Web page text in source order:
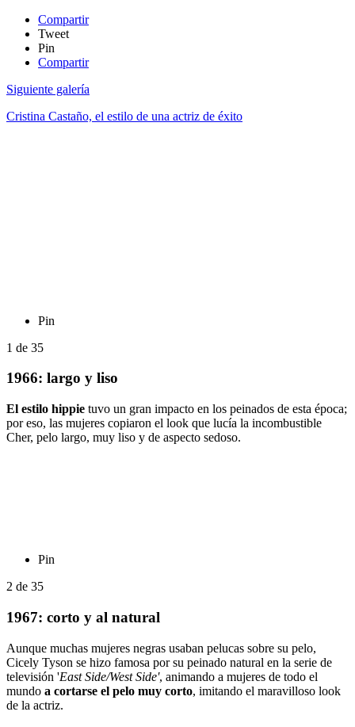
Compartir
Tweet
Pin
Compartir
Siguiente galería
Cristina Castaño, el estilo de una actriz de éxito
Pin
1 de 35
1966: largo y liso
El estilo hippie tuvo un gran impacto en los peinados de esta época;
por eso, las mujeres copiaron el look que lucía la incombustible
Cher, pelo largo, muy liso y de aspecto sedoso.
Pin
2 de 35
1967: corto y al natural
Aunque muchas mujeres negras usaban pelucas sobre su pelo,
Cicely Tyson se hizo famosa por su peinado natural en la serie de
televisión 'East Side/West Side', animando a mujeres de todo el
mundo a cortarse el pelo muy corto, imitando el maravilloso look
de la actriz.